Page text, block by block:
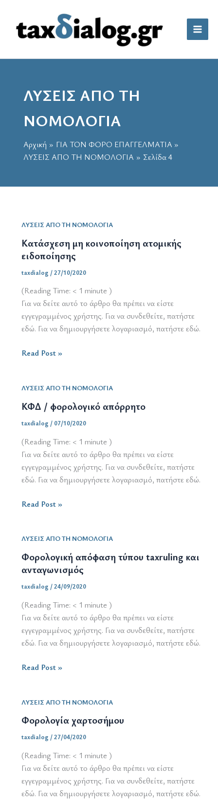
περιεχόμενο
ΛΥΣΕΙΣ ΑΠΟ ΤΗ
ΝΟΜΟΛΟΓΙΑ
Αρχική
ΓΙΑ ΤΟΝ ΦΟΡΟ ΕΠΑΓΓΕΛΜΑΤΙΑ
ΛΥΣΕΙΣ ΑΠΟ ΤΗ ΝΟΜΟΛΟΓΙΑ
Σελίδα 4
ΛΥΣΕΙΣ ΑΠΟ ΤΗ ΝΟΜΟΛΟΓΙΑ
Κατάσχεση μη κοινοποίηση ατομικής
ειδοποίησης
taxdialog /27/10/2020
(Reading Time: < 1 minute )
Για να δείτε αυτό το άρθρο θα πρέπει να είστε
εγγεγραμμένος χρήστης. Για να συνδεθείτε, πατήστε
εδώ. Για να δημιουργήσετε λογαριασμό, πατήστε εδώ.
Κατάσχεση
ατομικής
ειδοποίησης
Read Post »
ΛΥΣΕΙΣ ΑΠΟ ΤΗ ΝΟΜΟΛΟΓΙΑ
ΚΦΔ / φορολογικό απόρρητο
taxdialog / 07/10/2020
(Reading Time: < 1 minute )
Για να δείτε αυτό το άρθρο θα πρέπει να είστε
εγγεγραμμένος χρήστης. Για να συνδεθείτε, πατήστε
εδώ. Για να δημιουργήσετε λογαριασμό, πατήστε εδώ.
ΚΦΔ
απόρρητο
Read Post »
ΛΥΣΕΙΣ ΑΠΟ ΤΗ ΝΟΜΟΛΟΓΙΑ
Φορολογική απόφαση τύπου taxruling και
ανταγωνισμός
taxdialog /24/09/2020
(Reading Time: < 1 minute )
Για να δείτε αυτό το άρθρο θα πρέπει να είστε
εγγεγραμμένος χρήστης. Για να συνδεθείτε, πατήστε
εδώ. Για να δημιουργήσετε λογαριασμό, πατήστε εδώ.
Φορολογική
taxruling
και
ανταγωνισμός
Read Post »
ΛΥΣΕΙΣ ΑΠΟ ΤΗ ΝΟΜΟΛΟΓΙΑ
Φορολογία χαρτοσήμου
taxdialog /27/04/2020
(Reading Time: < 1 minute )
Για να δείτε αυτό το άρθρο θα πρέπει να είστε
εγγεγραμμένος χρήστης. Για να συνδεθείτε, πατήστε
εδώ. Για να δημιουργήσετε λογαριασμό, πατήστε εδώ.